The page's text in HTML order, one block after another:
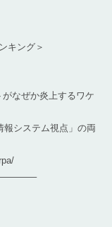
キング＞
なぜか炎上するワケ
報システム視点」の両